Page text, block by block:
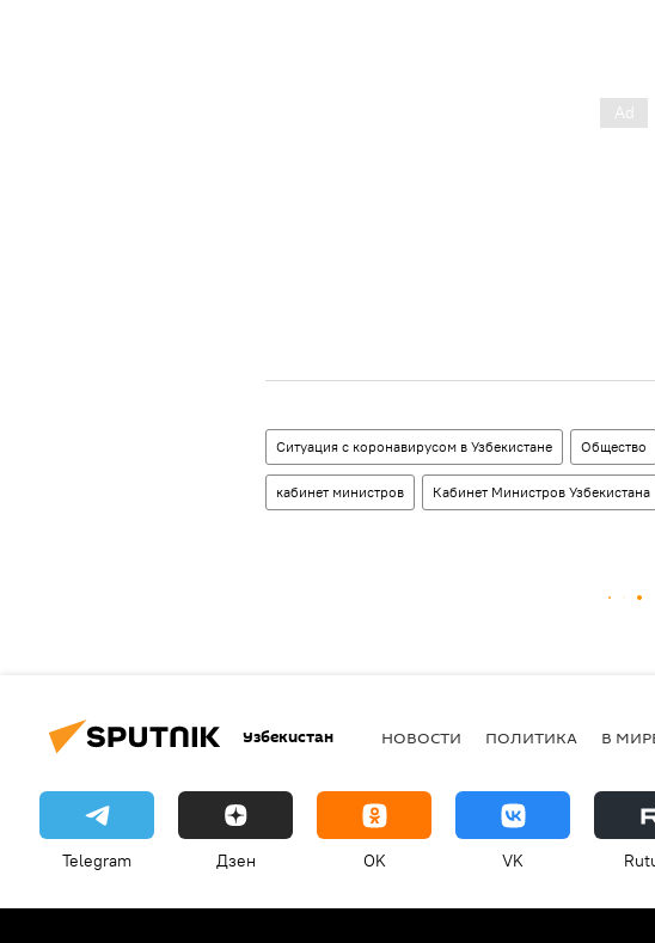
Ситуация с коронавирусом в Узбекистане Общество
кабинет министров Кабинет Министров Узбекистана
Узбекистан НОВОСТИ ПОЛИТИКА В
Telegram Дзен OK VK